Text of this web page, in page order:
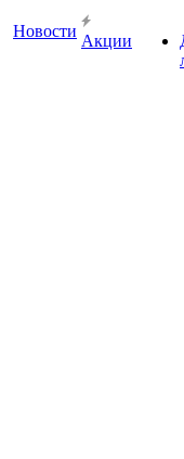
Новости
Акции